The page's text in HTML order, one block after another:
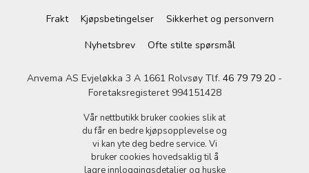
Frakt Kjøpsbetingelser
Sikkerhet og personvern
Nyhetsbrev
Ofte stilte spørsmål
Anvema AS Evjeløkka 3 A 1661 Rolvsøy Tlf. 46 79 79 20 -
Foretaksregisteret 994151428
Vår nettbutikk bruker cookies slik at
du får en bedre kjøpsopplevelse og
vi kan yte deg bedre service. Vi
bruker cookies hovedsaklig til å
lagre innloggingsdetaljer og huske